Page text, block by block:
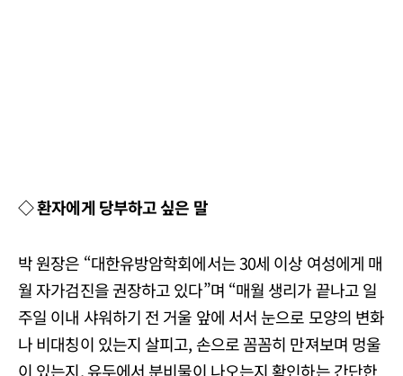
◇ 환자에게 당부하고 싶은 말
박 원장은 “대한유방암학회에서는 30세 이상 여성에게 매
월 자가검진을 권장하고 있다”며 “매월 생리가 끝나고 일
주일 이내 샤워하기 전 거울 앞에 서서 눈으로 모양의 변화
나 비대칭이 있는지 살피고, 손으로 꼼꼼히 만져보며 멍울
이 있는지, 유두에서 분비물이 나오는지 확인하는 간단한